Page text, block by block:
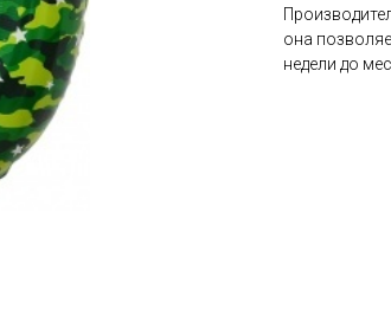
она
недели до